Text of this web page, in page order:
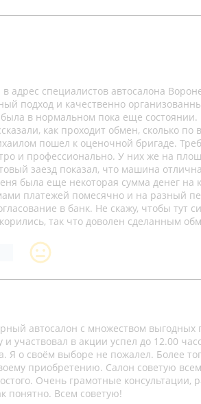
адрес специалистов автосалона
подход и качественно
в нормальном пока еще
как проходит обмен, сколько
пошел к оценочной бригаде.
и профессионально. У них же на
заезд показал, что машина
была еще некоторая сумма денег на
платежей помесячно и на разный
в банк. Не скажу, чтобы
так что доволен сделанным
автосалон с множеством
участвовал в акции успел до 12.00
Я о своём выборе не пожалел. Более
приобретению. Салон советую
Очень грамотные
понятно. Всем советую!